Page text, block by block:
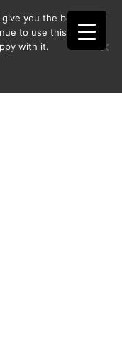
you the best
to use this site we
with it.